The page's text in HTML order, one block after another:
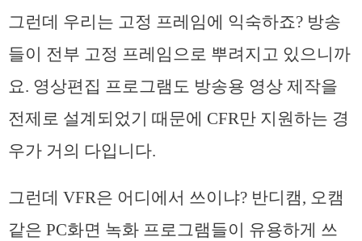
그런데 우리는 고정 프레임에 익숙하죠? 방송
들이 전부 고정 프레임으로 뿌려지고 있으니까
요. 영상편집 프로그램도 방송용 영상 제작을
전제로 설계되었기 때문에 CFR만 지원하는 경
우가 거의 다입니다.
그런데 VFR은 어디에서 쓰이냐? 반디캠, 오캠
같은 PC화면 녹화 프로그램들이 유용하게 쓰